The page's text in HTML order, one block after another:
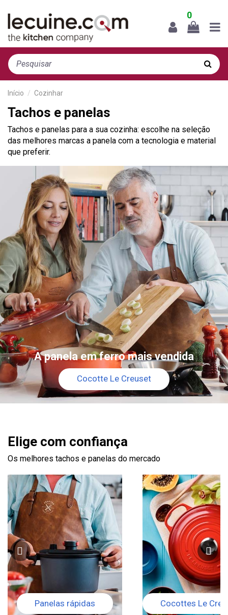
0
Início Cozinhar
Tachos e panelas
Tachos e panelas para a sua cozinha: escolhe na seleção
das melhores marcas a panela com a tecnologia e material
que preferir.
A panela em ferro mais vendida
Cocotte Le Creuset
Elige com confiança
Os melhores tachos e panelas do mercado
Panelas rápidas Cocottes Le